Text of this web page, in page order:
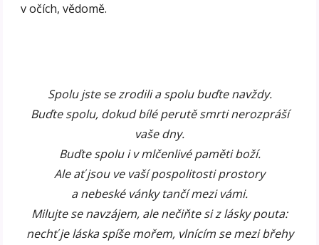
v očích, vědomě.
Spolu jste se zrodili a spolu buďte navždy.
Buďte spolu, dokud bílé perutě smrti nerozpráší
vaše dny.
Buďte spolu i v mlčenlivé paměti boží.
Ale ať jsou ve vaší pospolitosti prostory
a nebeské vánky tančí mezi vámi.
Milujte se navzájem, ale nečiňte si z lásky pouta:
nechť je láska spíše mořem, vlnícím se mezi břehy